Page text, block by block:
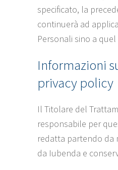
specificato, la
continuerà ad
Personali sino a
Informazioni
privacy policy
Il Titolare del
responsabile per
redatta partendo da
da Iubenda e